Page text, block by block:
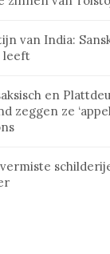
van India:
leeft
en
zeggen ze